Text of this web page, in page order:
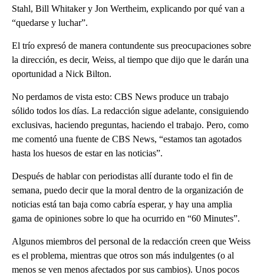
Stahl, Bill Whitaker y Jon Wertheim, explicando por qué van a
“quedarse y luchar”.
El trío expresó de manera contundente sus preocupaciones sobre
la dirección, es decir, Weiss, al tiempo que dijo que le darán una
oportunidad a Nick Bilton.
No perdamos de vista esto: CBS News produce un trabajo
sólido todos los días. La redacción sigue adelante, consiguiendo
exclusivas, haciendo preguntas, haciendo el trabajo. Pero, como
me comentó una fuente de CBS News, “estamos tan agotados
hasta los huesos de estar en las noticias”.
Después de hablar con periodistas allí durante todo el fin de
semana, puedo decir que la moral dentro de la organización de
noticias está tan baja como cabría esperar, y hay una amplia
gama de opiniones sobre lo que ha ocurrido en “60 Minutes”.
Algunos miembros del personal de la redacción creen que Weiss
es el problema, mientras que otros son más indulgentes (o al
menos se ven menos afectados por sus cambios). Unos pocos